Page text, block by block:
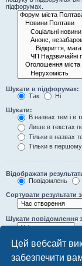
Цей вебсайт
забезпечити
підфорумах.
Шукати в підфорумах:
Так
Ні
Шукати:
В назвах тем і в
Лише в текстах
Тільки в назвах
Тільки в
Відображати
Повідомлень
Сортувати результати
Шукати повідомлення
Відображати перші:
RETURN_FIRST_EXPLAIN
символів